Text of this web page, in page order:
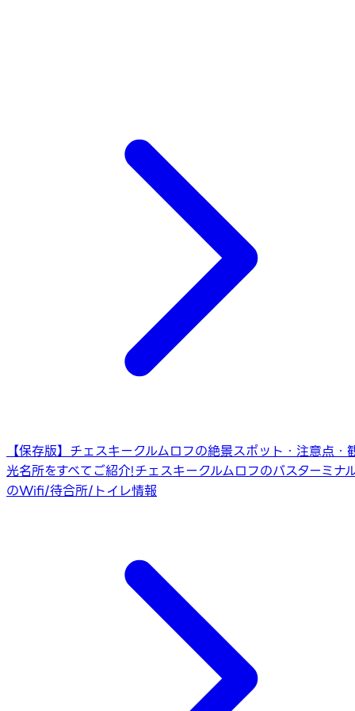
【保存版】チェスキークルムロフの絶景スポット・注意点・
光名所をすべてご紹介!チェスキークルムロフのバスターミナ
のWifi/待合所/トイレ情報